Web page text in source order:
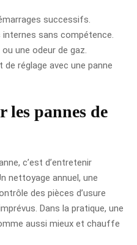
successifs.
sans compétence.
une odeur de gaz.
réglage avec une panne
les pannes de
c’est d’entretenir
nettoyage annuel, une
des pièces d’usure
Dans la pratique, une
aussi mieux et chauffe